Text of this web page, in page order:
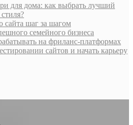
для дома: как выбрать лучший
сайта шаг за шагом
семейного бизнеса
на фриланс-платформах
сайтов и начать карьеру